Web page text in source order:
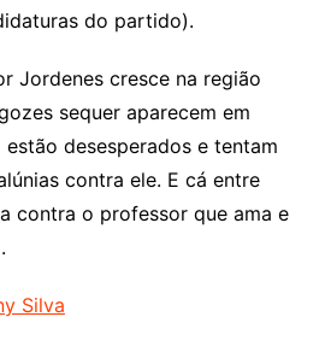
do partido).
Jordenes cresce na região
sequer aparecem em
desesperados e tentam
contra ele. E cá entre
contra o professor que ama e
Silva